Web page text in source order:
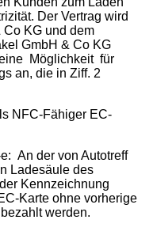
Der Vertrag wird
Co KG und dem
GmbH & Co KG
Möglichkeit für
an, die in Ziff. 2
NFC-Fähiger EC-
An der von Autotreff
Ladesäule des
Kennzeichnung
Karte ohne vorherige
werden.